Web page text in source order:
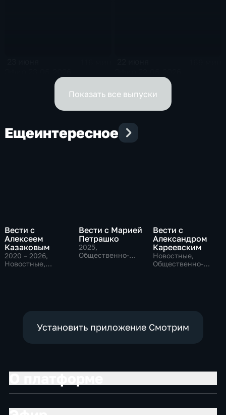
Показать все выпуски
Ещеинтересное
Вести с
Алексеем
Казаковым
2020 – 2026,
Новостные,
Вести с Марией
Петрашко
2025,
Общественно-
Вести с
Александром
Кареевским
Новостные,
Общественно-
Установить приложение Смотрим